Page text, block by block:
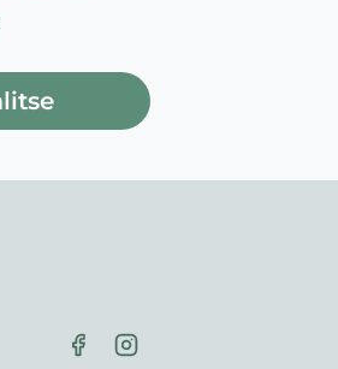
Hintaluokka:
7,30 €